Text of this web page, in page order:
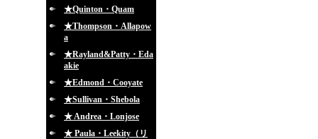
★Quinton・Quam
★Thompson・Allapow
a
★Rayland&Patty・Eda
akie
★Edmond・Cooyate
★Sullivan・Shebola
★ Andrea・Lonjose
★ Paula・Leekity（リ